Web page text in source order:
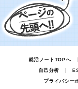
就活ノートTOPへ
自己分析
プライバシー